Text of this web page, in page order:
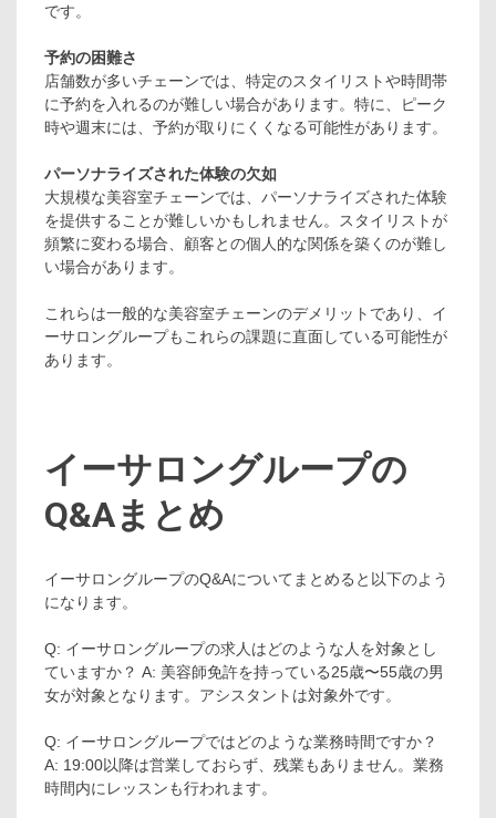
です。
予約の困難さ
店舗数が多いチェーンでは、特定のスタイリストや時間帯
に予約を入れるのが難しい場合があります。特に、ピーク
時や週末には、予約が取りにくくなる可能性があります。
パーソナライズされた体験の欠如
大規模な美容室チェーンでは、パーソナライズされた体験
を提供することが難しいかもしれません。スタイリストが
頻繁に変わる場合、顧客との個人的な関係を築くのが難し
い場合があります。
これらは一般的な美容室チェーンのデメリットであり、イ
ーサロングループもこれらの課題に直面している可能性が
あります。
イーサロングループの
Q&Aまとめ
イーサロングループのQ&Aについてまとめると以下のよう
になります。
Q: イーサロングループの求人はどのような人を対象とし
ていますか？ A: 美容師免許を持っている25歳〜55歳の男
女が対象となります。アシスタントは対象外です。
Q: イーサロングループではどのような業務時間ですか？
A: 19:00以降は営業しておらず、残業もありません。業務
時間内にレッスンも行われます。